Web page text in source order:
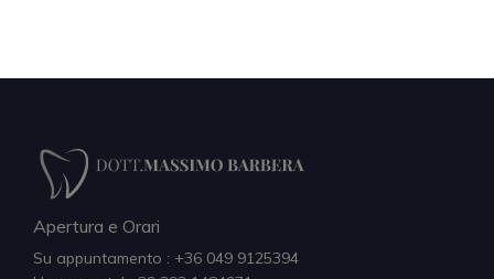
Apertura e Orari
Su appuntamento : +36 049 9125394